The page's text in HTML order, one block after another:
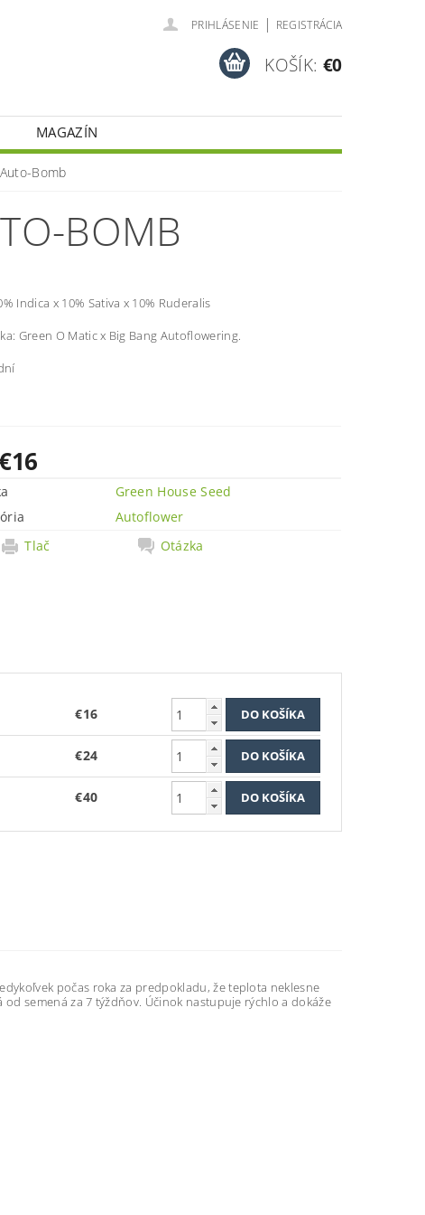
PRIHLÁSENIE | REGISTRÁCIA
KOŠÍK: €0
MAGAZÍN
Bomb
BOMB
Indica x 10% Sativa x 10% Ruderalis
Green O Matic x Big Bang Autoflowering.
Green House Seed
Autoflower
Tlač
Otázka
€16
€24
€40
počas roka za predpokladu, že teplota neklesne
semená za 7 týždňov. Účinok nastupuje rýchlo a dokáže